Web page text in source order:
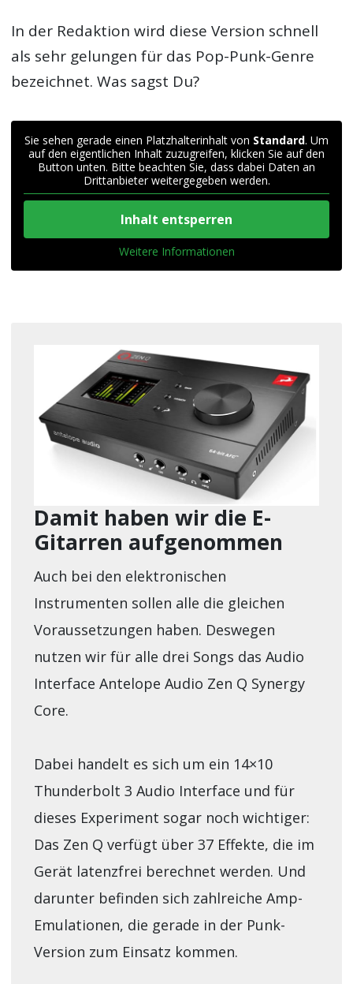
In der Redaktion wird diese Version schnell
als sehr gelungen für das Pop-Punk-Genre
bezeichnet. Was sagst Du?
Sie sehen gerade einen Platzhalterinhalt von Standard. Um
auf den eigentlichen Inhalt zuzugreifen, klicken Sie auf den
Button unten. Bitte beachten Sie, dass dabei Daten an
Drittanbieter weitergegeben werden.
Inhalt entsperren
Weitere Informationen
Damit haben wir die E-
Gitarren aufgenommen
Auch bei den elektronischen
Instrumenten sollen alle die gleichen
Voraussetzungen haben. Deswegen
nutzen wir für alle drei Songs das Audio
Interface Antelope Audio Zen Q Synergy
Core.
Dabei handelt es sich um ein 14×10
Thunderbolt 3 Audio Interface und für
dieses Experiment sogar noch wichtiger:
Das Zen Q verfügt über 37 Effekte, die im
Gerät latenzfrei berechnet werden. Und
darunter befinden sich zahlreiche Amp-
Emulationen, die gerade in der Punk-
Version zum Einsatz kommen.